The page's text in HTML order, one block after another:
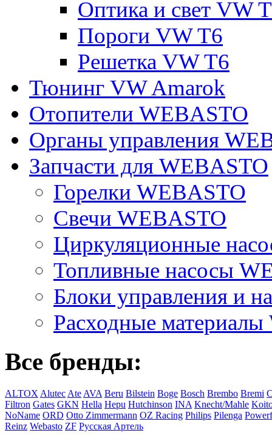
Оптика и свет VW
Пороги VW T6
Решетка VW T6
Тюнинг VW Amarok
Отопители WEBASTO
Органы управления
Запчасти для WEBASTO
Горелки WEBASTO
Свечи WEBASTO
Циркуляционные
Топливные насосы
Блоки управления и
Расходные
Все бренды:
ALTOX Alutec Ate AVA Beru Bilstein Boge Bosch Brembo Bremi
Filtron Gates GKN Hella Hepu Hutchinson INA Knecht/Mahle
NoName ORD Otto Zimmermann OZ Racing Philips Pilenga
Reinz Webasto ZF Русская Артель